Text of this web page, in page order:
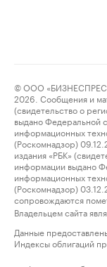
© ООО
2026. Сообщения и
(свидетельство о
выдано Федеральной
информационных
(Роскомнадзор)
издания «РБК»
информации выдано
информационных
(Роскомнадзор)
сопровождаются
Владельцем сайта
Данные
Индексы облигаций